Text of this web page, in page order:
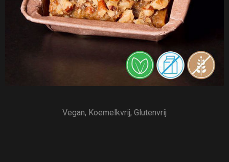
Vegan, Koemelkvrij, Glutenvrij